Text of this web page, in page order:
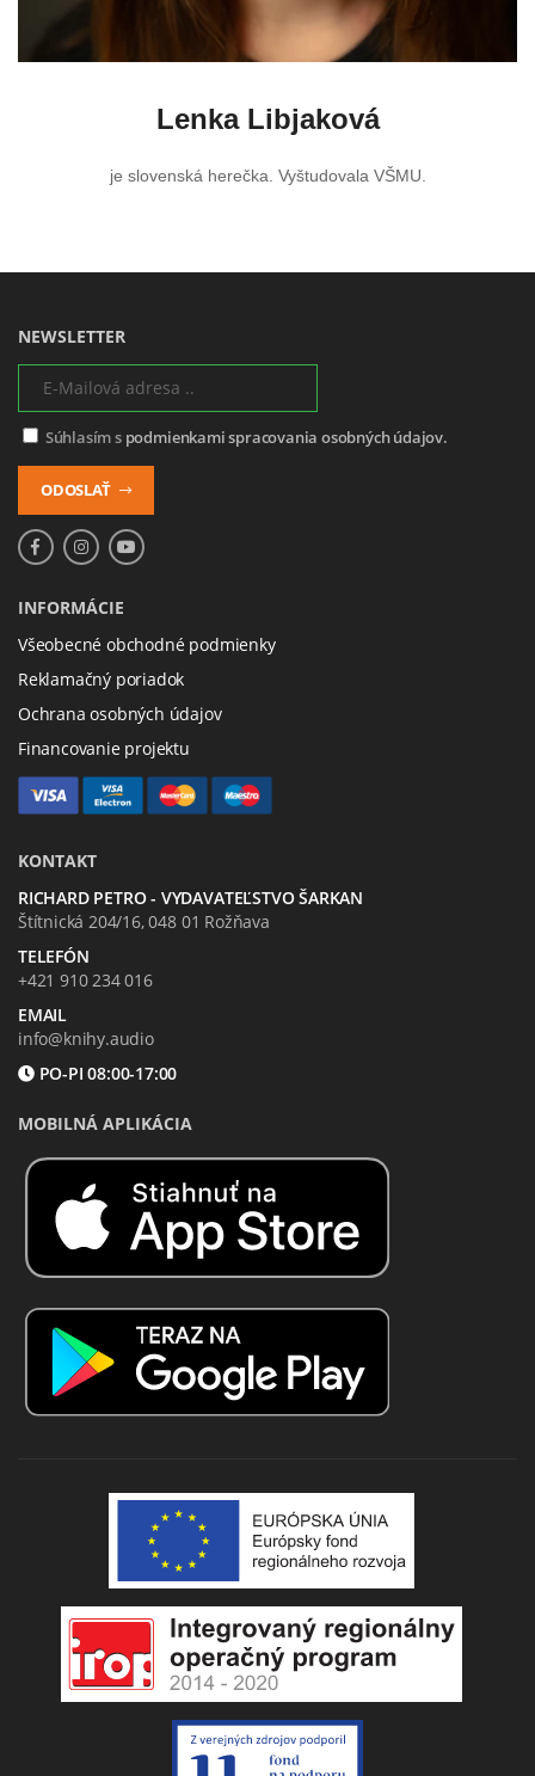
Lenka Libjaková
je slovenská herečka. Vyštudovala VŠMU.
NEWSLETTER
Súhlasím s podmienkami spracovania osobných údajov.
ODOSLAŤ
INFORMÁCIE
Všeobecné obchodné podmienky
Reklamačný poriadok
Ochrana osobných údajov
Financovanie projektu
KONTAKT
RICHARD PETRO - VYDAVATEĽSTVO ŠARKAN
Štítnická 204/16, 048 01 Rožňava
TELEFÓN
+421 910 234 016
EMAIL
info@knihy.audio
PO-PI 08:00-17:00
MOBILNÁ APLIKÁCIA